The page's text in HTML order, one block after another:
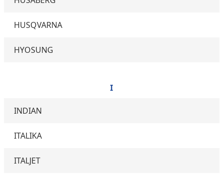
HUSQVARNA
HYOSUNG
I
INDIAN
ITALIKA
ITALJET